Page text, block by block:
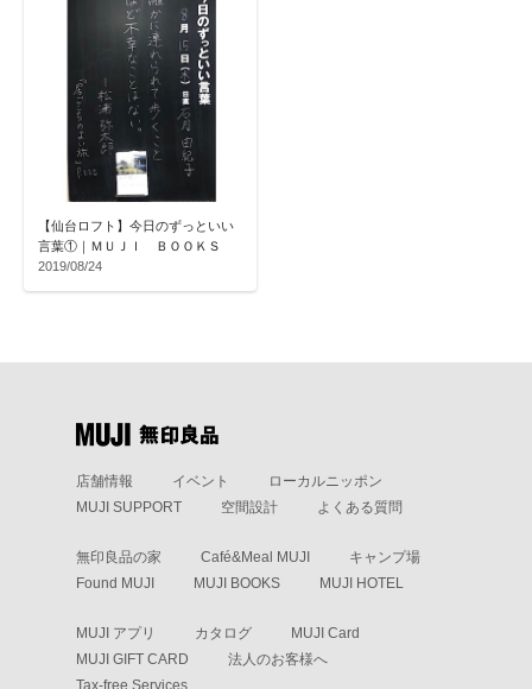
【仙台ロフト】今日のずっといい
言葉①｜ＭＵＪＩ ＢＯＯＫＳ
2019/08/24
店舗情報 イベント
ローカルニッポン
MUJI SUPPORT
空間設計 よくある質問
無印良品の家 Café&Meal MUJI
キャンプ場
Found MUJI
MUJI BOOKS MUJI HOTEL
MUJI アプリ カタログ
MUJI Card
MUJI GIFT CARD
法人のお客様へ
Tax-free Services